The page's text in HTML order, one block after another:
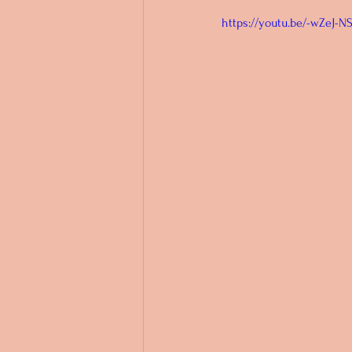
https://youtu.be/-wZeJ-